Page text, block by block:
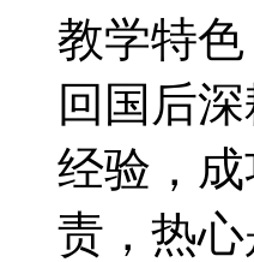
教学特
回国后
经验，
责，热